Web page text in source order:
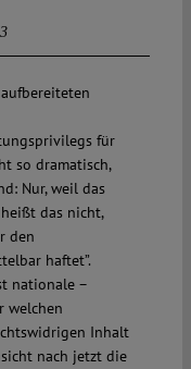
für
so dramatisch,
Nur, weil das
das nicht,
den
haftet”.
nationale –
welchen
Inhalt
nach jetzt die